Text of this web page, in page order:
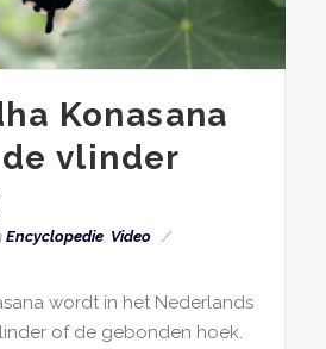
Konasana
vlinder
Encyclopedie, Video
wordt in het Nederlands
of de gebonden hoek.